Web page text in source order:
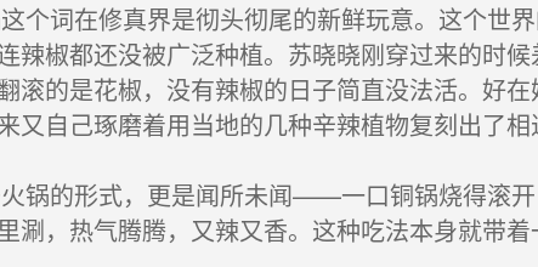
个词在修真界是彻头彻尾的新鲜玩意。这个世
辣椒都还没被广泛种植。苏晓晓刚穿过来的时
滚的是花椒，没有辣椒的日子简直没法活。好
又自己琢磨着用当地的几种辛辣植物复刻出了
锅的形式，更是闻所未闻——一口铜锅烧得滚开
涮，热气腾腾，又辣又香。这种吃法本身就带